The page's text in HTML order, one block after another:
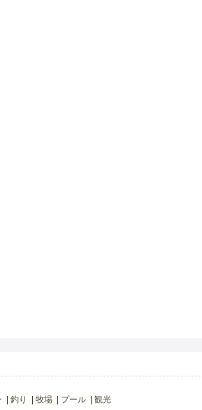
釣り 牧場 プール 観光